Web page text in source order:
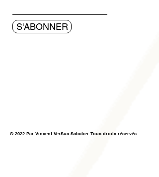
S'ABONNER
© 2022 Par Vincent VerSus Sabatier Tous droits réservés